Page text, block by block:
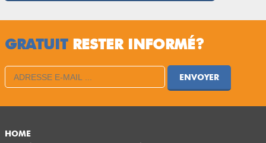
GRATUITRESTER INFORMÉ?
ENVOYER
HOME